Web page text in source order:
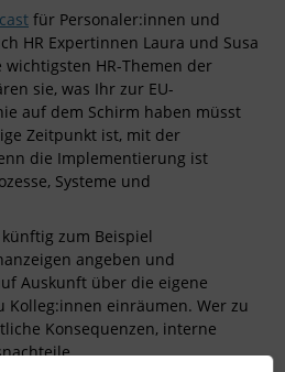
für Personaler:innen und
HR Expertinnen Laura und Susa
HR-Themen der
sie, was Ihr zur EU-
auf dem Schirm haben müsst
Zeitpunkt ist, mit der
die Implementierung ist
Systeme und
zum Beispiel
angeben und
Auskunft über die eigene
Kolleg:innen einräumen. Wer zu
Konsequenzen, interne